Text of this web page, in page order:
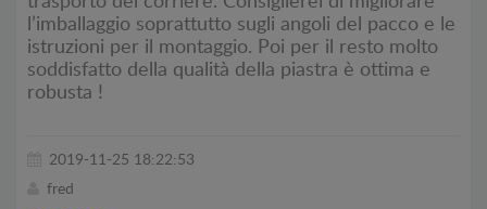
l’imballaggio soprattutto sugli angoli del pacco e le
istruzioni per il montaggio. Poi per il resto molto
soddisfatto della qualità della piastra è ottima e
robusta !
2019-11-25 18:22:53
fred